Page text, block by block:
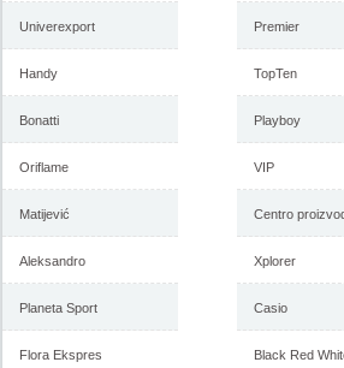
-istekla akcija-
Univerexport
Handy
Bonatti
Oriflame
Matijević
Aleksandro
Planeta Sport
Flora Ekspres
Premier
TopTen
Playboy
VIP
Centro
Xplorer
Casio
Black Red